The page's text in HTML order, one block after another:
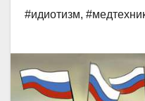
#идиотизм,